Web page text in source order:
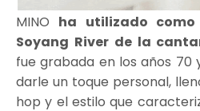
MINO ha utilizado
Soyang River de la
fue grabada en los años 70
darle un toque personal,
hop y el estilo que